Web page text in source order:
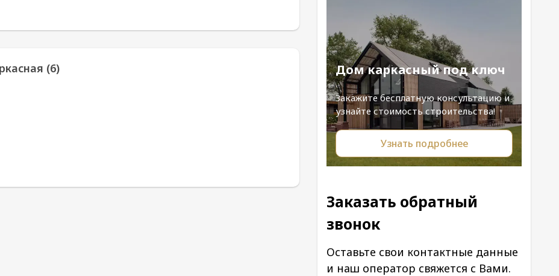
(6) Дом каркасный под ключ
Закажите бесплатную консультацию и
узнайте стоимость строительства!
Узнать подробнее
Заказать обратный
звонок
Оставьте свои контактные данные
и наш оператор свяжется с Вами.